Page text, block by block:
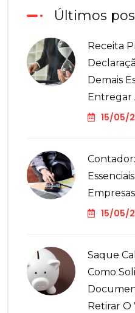
Últimos
Receita
Demais
Entregar
15/05/
15/05/
Saque
Como
Retirar O